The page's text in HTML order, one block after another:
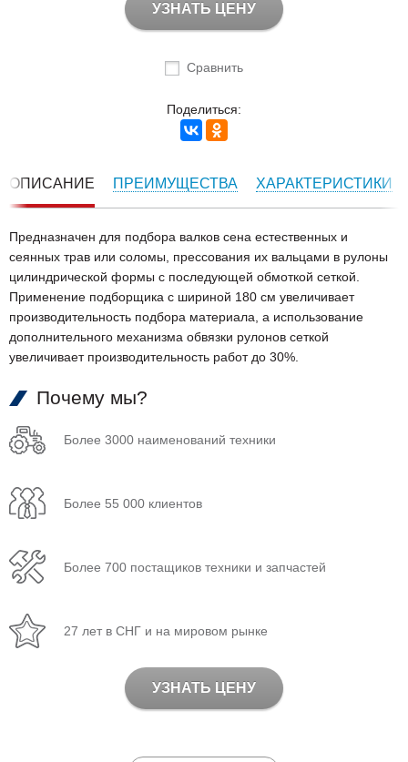
УЗНАТЬ ЦЕНУ
Сравнить
Поделиться:
ОПИСАНИЕ ПРЕИМУЩЕСТВА ХАРАКТЕРИСТИКИ
Предназначен для подбора валков сена естественных и
сеянных трав или соломы, прессования их вальцами в рулоны
цилиндрической формы с последующей обмоткой сеткой.
Применение подборщика с шириной 180 см увеличивает
производительность подбора материала, а использование
дополнительного механизма обвязки рулонов сеткой
увеличивает производительность работ до 30%.
Почему мы?
Более 3000 наименований техники
Более 55 000 клиентов
Более 700 постащиков техники и запчастей
27 лет в СНГ и на мировом рынке
УЗНАТЬ ЦЕНУ